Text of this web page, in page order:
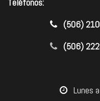
​(506)
(506)
​Lunes a